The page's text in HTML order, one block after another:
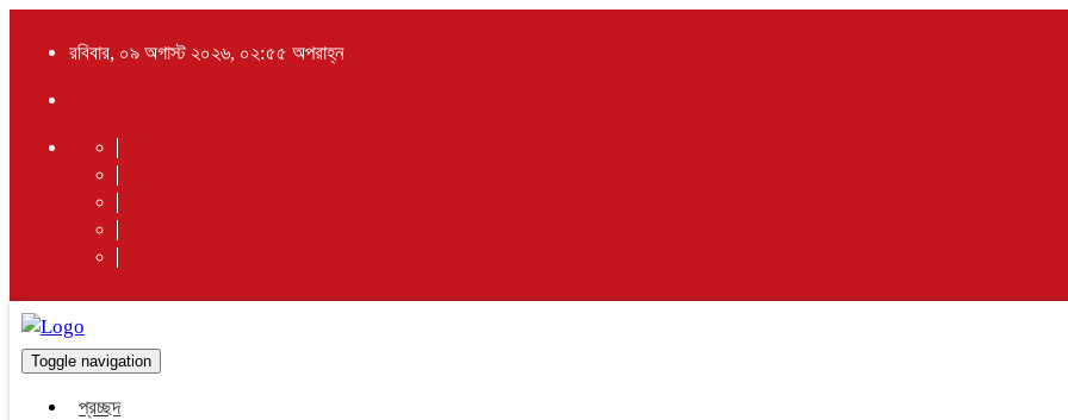
রবিবার, ০৯ অগাস্ট ২০২৬, ০২:৫৫ অপরাহ্ন
Toggle navigation
প্রচ্ছদ